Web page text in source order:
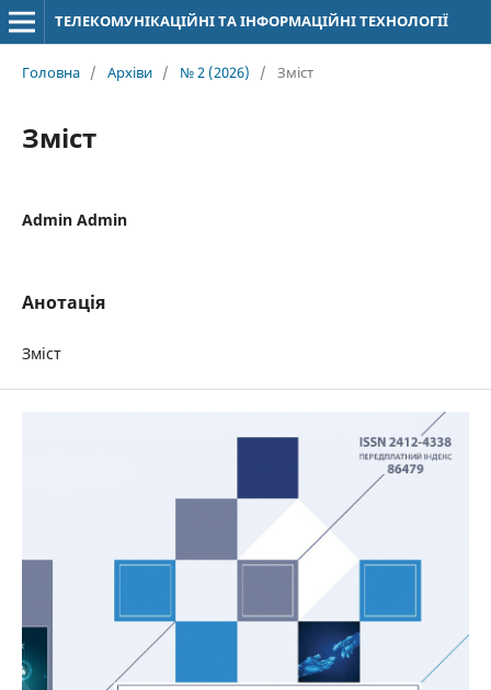
ТЕЛЕКОМУНІКАЦІЙНІ ТА ІНФОРМАЦІЙНІ ТЕХНОЛОГІЇ
Головна / Архіви / № 2 (2026) / Зміст
Зміст
Admin Admin
Анотація
Зміст